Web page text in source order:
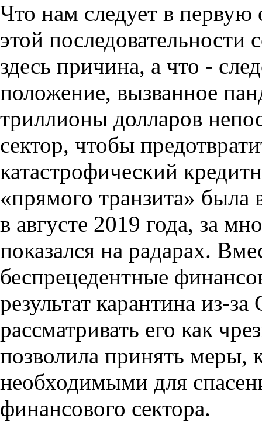
Что нам следует в первую
этой последовательности
здесь причина, а что -
положение, вызванное
триллионы долларов
сектор, чтобы
катастрофический
«прямого транзита»
в августе 2019 года, за
показался на радарах.
беспрецедентные
результат карантина из-
рассматривать его как
позволила принять меры,
необходимыми для
финансового сектора.